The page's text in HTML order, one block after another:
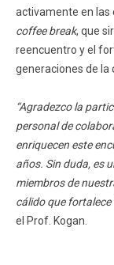
activamente en las
coffee break, que
reencuentro y el
generaciones de la
“Agradezco la
personal de
enriquecen este
años. Sin duda, es
miembros de
cálido que fortalece
el Prof. Kogan.